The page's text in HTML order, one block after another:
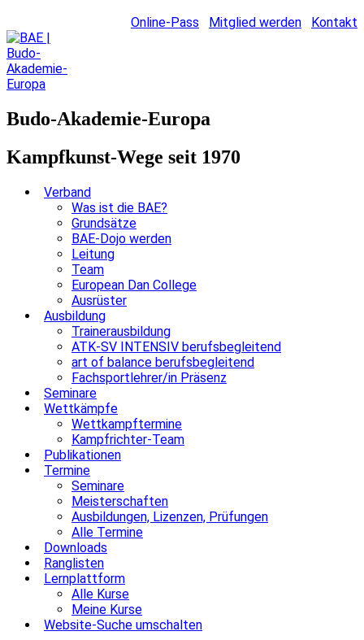
Online-Pass Mitglied werden Kontakt
Budo-Akademie-Europa
Kampfkunst-Wege seit 1970
Verband
Was ist die BAE?
Grundsätze
BAE-Dojo werden
Leitung
Team
European Dan College
Ausrüster
Ausbildung
Trainerausbildung
ATK-SV INTENSIV berufsbegleitend
art of balance berufsbegleitend
Fachsportlehrer/in Präsenz
Seminare
Wettkämpfe
Wettkampftermine
Kampfrichter-Team
Publikationen
Termine
Seminare
Meisterschaften
Ausbildungen, Lizenzen, Prüfungen
Alle Termine
Downloads
Ranglisten
Lernplattform
Alle Kurse
Meine Kurse
Website-Suche umschalten